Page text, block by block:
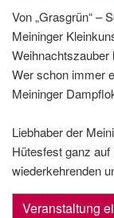
Von „Grasgrün“ –
Meininger
Weihnachtszauber
Wer schon immer
Meininger
Liebhaber der
Hütesfest ganz
wiederkehrenden
Veranstaltung